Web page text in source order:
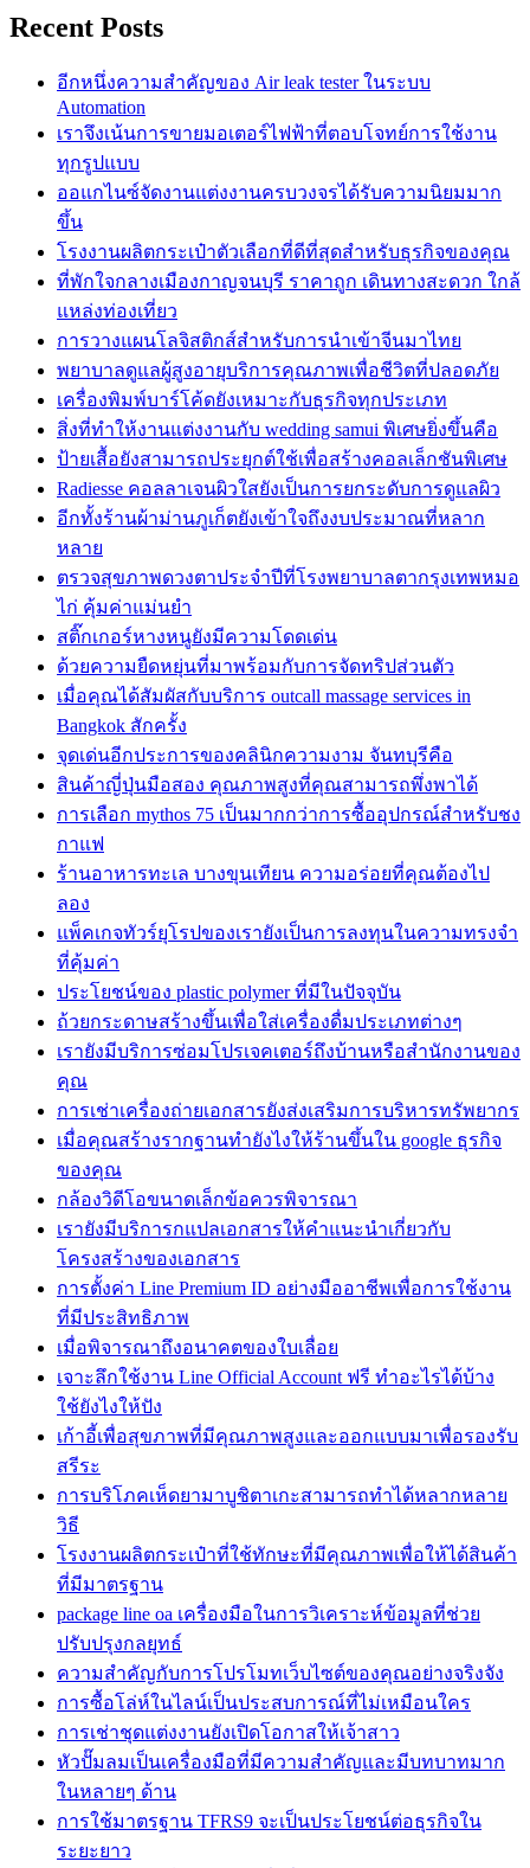
Recent Posts
อีกหนึ่งความสำคัญของ Air leak tester ในระบบ
Automation
เราจึงเน้นการขายมอเตอร์ไฟฟ้าที่ตอบโจทย์การใช้งาน
ทุกรูปแบบ
ออแกไนซ์จัดงานแต่งงานครบวงจรได้รับความนิยมมาก
ขึ้น
โรงงานผลิตกระเป๋าตัวเลือกที่ดีที่สุดสำหรับธุรกิจของคุณ
ที่พักใจกลางเมืองกาญจนบุรี ราคาถูก เดินทางสะดวก ใกล้
แหล่งท่องเที่ยว
การวางแผนโลจิสติกส์สำหรับการนำเข้าจีนมาไทย
พยาบาลดูแลผู้สูงอายุบริการคุณภาพเพื่อชีวิตที่ปลอดภัย
เครื่องพิมพ์บาร์โค้ดยังเหมาะกับธุรกิจทุกประเภท
สิ่งที่ทำให้งานแต่งงานกับ wedding samui พิเศษยิ่งขึ้นคือ
ป้ายเสื้อยังสามารถประยุกต์ใช้เพื่อสร้างคอลเล็กชันพิเศษ
Radiesse คอลลาเจนผิวใสยังเป็นการยกระดับการดูแลผิว
อีกทั้งร้านผ้าม่านภูเก็ตยังเข้าใจถึงงบประมาณที่หลาก
หลาย
ตรวจสุขภาพดวงตาประจำปีที่โรงพยาบาลตากรุงเทพหมอ
ไก่ คุ้มค่าแม่นยำ
สติ๊กเกอร์หางหนูยังมีความโดดเด่น
ด้วยความยืดหยุ่นที่มาพร้อมกับการจัดทริปส่วนตัว
เมื่อคุณได้สัมผัสกับบริการ outcall massage services in
Bangkok สักครั้ง
จุดเด่นอีกประการของคลินิกความงาม จันทบุรีคือ
สินค้าญี่ปุ่นมือสอง คุณภาพสูงที่คุณสามารถพึ่งพาได้
การเลือก mythos 75 เป็นมากกว่าการซื้ออุปกรณ์สำหรับชง
กาแฟ
ร้านอาหารทะเล บางขุนเทียน ความอร่อยที่คุณต้องไป
ลอง
แพ็คเกจทัวร์ยุโรปของเรายังเป็นการลงทุนในความทรงจำ
ที่คุ้มค่า
ประโยชน์ของ plastic polymer ที่มีในปัจจุบัน
ถ้วยกระดาษสร้างขึ้นเพื่อใส่เครื่องดื่มประเภทต่างๆ
เรายังมีบริการซ่อมโปรเจคเตอร์ถึงบ้านหรือสำนักงานของ
คุณ
การเช่าเครื่องถ่ายเอกสารยังส่งเสริมการบริหารทรัพยากร
เมื่อคุณสร้างรากฐานทํายังไงให้ร้านขึ้นใน google ธุรกิจ
ของคุณ
กล้องวิดีโอขนาดเล็กข้อควรพิจารณา
เรายังมีบริการกแปลเอกสารให้คำแนะนำเกี่ยวกับ
โครงสร้างของเอกสาร
การตั้งค่า Line Premium ID อย่างมืออาชีพเพื่อการใช้งาน
ที่มีประสิทธิภาพ
เมื่อพิจารณาถึงอนาคตของใบเลื่อย
เจาะลึกใช้งาน Line Official Account ฟรี ทำอะไรได้บ้าง
ใช้ยังไงให้ปัง
เก้าอี้เพื่อสุขภาพที่มีคุณภาพสูงและออกแบบมาเพื่อรองรับ
สรีระ
การบริโภคเห็ดยามาบูชิตาเกะสามารถทำได้หลากหลาย
วิธี
โรงงานผลิตกระเป๋าที่ใช้ทักษะที่มีคุณภาพเพื่อให้ได้สินค้า
ที่มีมาตรฐาน
package line oa เครื่องมือในการวิเคราะห์ข้อมูลที่ช่วย
ปรับปรุงกลยุทธ์
ความสำคัญกับการโปรโมทเว็บไซต์ของคุณอย่างจริงจัง
การซื้อโล่ห์ในไลน์เป็นประสบการณ์ที่ไม่เหมือนใคร
การเช่าชุดแต่งงานยังเปิดโอกาสให้เจ้าสาว
หัวปั๊มลมเป็นเครื่องมือที่มีความสำคัญและมีบทบาทมาก
ในหลายๆ ด้าน
การใช้มาตรฐาน TFRS9 จะเป็นประโยชน์ต่อธุรกิจใน
ระยะยาว